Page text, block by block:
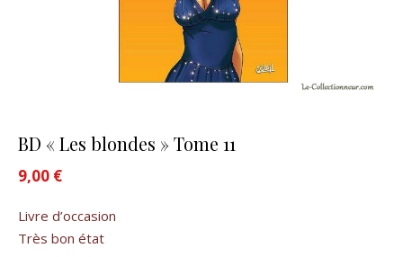
BD « Les blondes » Tome 11
9,00 €
Livre d’occasion
Très bon état